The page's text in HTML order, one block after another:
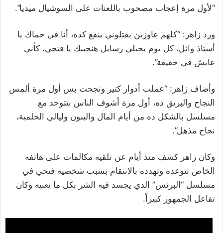
“لأول مرة إعجاب مصحوب باللعنات على السوشيال ميديا”.
ورد زاهر: “كلهم عاوزين يقتلوني ينفع كده، أنا في حماك يا
أستاذ وائل، كل يوم يجيلي رسايل هنجيبك يا فتحي، كأني
عايش في حقيقة”.
وأضاف زاهر: “عملت أدوار كتير ونجحت بس أول مرة ألمس
النجاح والبريق ده، أول مرة أشوف الناس بتتوحد مع
مسلسل بالشكل ده من أيام المال والبنون وليالي الحلمية،
نجاح مذهل”.
وكان زاهر كشف منذ أيام عن تلقيه مكالمات على هاتفه
الخاص تتوعده وتهدده بالانتقام بسبب شخصية فتحي في
مسلسل “البرنس” الذي يجسد فيه الشر بكل ما يعنيه وكان
تفاعل الجمهور كبيراً.